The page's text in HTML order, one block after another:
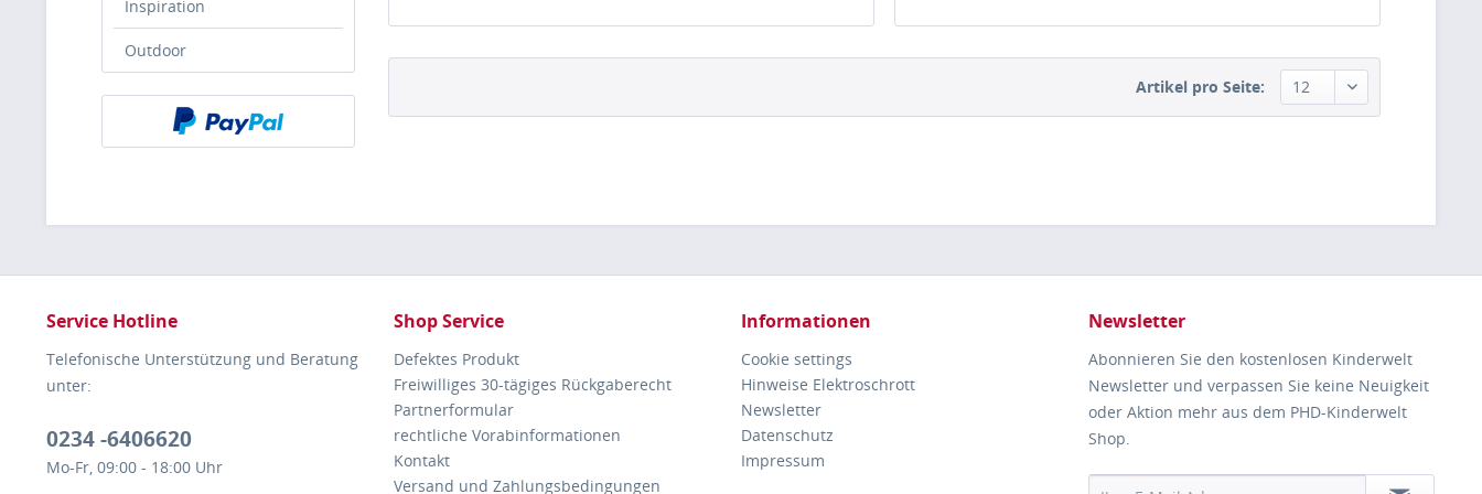
Inspiration
Outdoor
Artikel pro Seite:
Service Hotline
Telefonische Unterstützung und Beratung
unter:
0234 -6406620
Mo-Fr, 09:00 - 18:00 Uhr
Shop Service
Defektes Produkt
Freiwilliges 30-tägiges Rückgaberecht
Partnerformular
rechtliche Vorabinformationen
Kontakt
Versand und Zahlungsbedingungen
Informationen
Cookie settings
Hinweise Elektroschrott
Newsletter
Datenschutz
Impressum
Newsletter
Abonnieren Sie den kostenlosen Kinderwelt
Newsletter und verpassen Sie keine Neuigkeit
oder Aktion mehr aus dem PHD-Kinderwelt
Shop.